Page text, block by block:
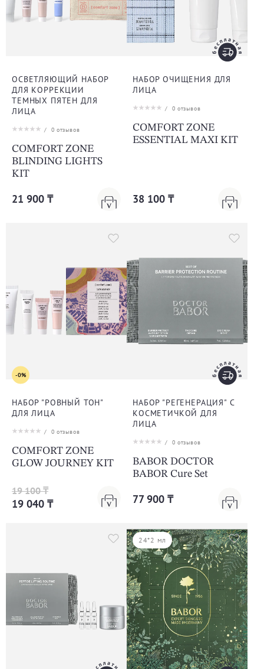
ОСВЕТЛЯЮЩИЙ НАБОР
ДЛЯ КОРРЕКЦИИ
ТЕМНЫХ ПЯТЕН ДЛЯ
ЛИЦА
/ 0 отзывов
COMFORT ZONE
BLINDING LIGHTS
KIT
21 900 ₸
НАБОР ОЧИЩЕНИЯ ДЛЯ
ЛИЦА
/ 0 отзывов
COMFORT ZONE
ESSENTIAL MAXI KIT
38 100 ₸
-0%
НАБОР "РОВНЫЙ ТОН"
ДЛЯ ЛИЦА
/ 0 отзывов
COMFORT ZONE
GLOW JOURNEY KIT
19 100 ₸
19 040 ₸
НАБОР "РЕГЕНЕРАЦИЯ" С
КОСМЕТИЧКОЙ ДЛЯ
ЛИЦА
/ 0 отзывов
BABOR DOCTOR
BABOR Сure Set
77 900 ₸
24*2 мл